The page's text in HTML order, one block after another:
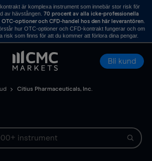
är komplexa instrument som innebär stor risk för
av hävstången. 70 procent av alla icke-professionella
optioner och CFD-handel hos den här leverantören.
hur OTC-optioner och CFD-kontrakt fungerar och om
risk som finns för att du kommer att förlora dina pengar.
Bli kund
Citius Pharmaceuticals, Inc.